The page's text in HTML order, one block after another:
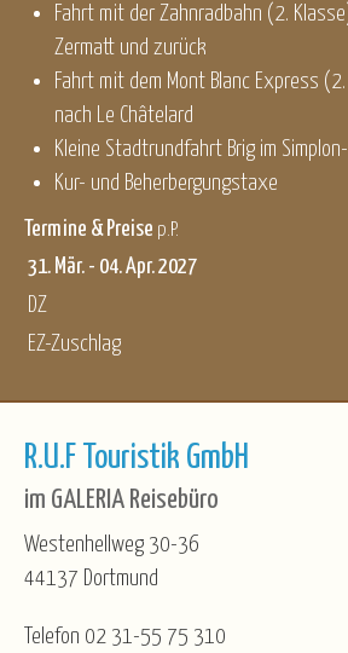
Fahrt mit der Zahnradbahn (2.
Zermatt und zurück
Fahrt mit dem Mont Blanc Express
nach Le Châtelard
Kleine Stadtrundfahrt Brig im
Kur- und Beherbergungstaxe
Termine & Preise p.P.
31. Mär. - 04. Apr. 2027
DZ
EZ-Zuschlag
R.U.F Touristik GmbH
im GALERIA Reisebüro
Westenhellweg 30-36
44137 Dortmund
Telefon 02 31-55 75 310